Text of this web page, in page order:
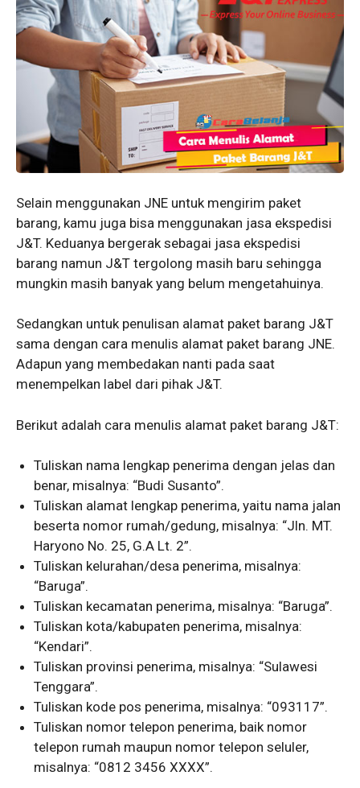
Selain menggunakan JNE untuk mengirim paket
barang, kamu juga bisa menggunakan jasa ekspedisi
J&T. Keduanya bergerak sebagai jasa ekspedisi
barang namun J&T tergolong masih baru sehingga
mungkin masih banyak yang belum mengetahuinya.
Sedangkan untuk penulisan alamat paket barang J&T
sama dengan cara menulis alamat paket barang JNE.
Adapun yang membedakan nanti pada saat
menempelkan label dari pihak J&T.
Berikut adalah cara menulis alamat paket barang J&T:
Tuliskan nama lengkap penerima dengan jelas dan
benar, misalnya: “Budi Susanto”.
Tuliskan alamat lengkap penerima, yaitu nama jalan
beserta nomor rumah/gedung, misalnya: “Jln. MT.
Haryono No. 25, G.A Lt. 2”.
Tuliskan kelurahan/desa penerima, misalnya:
“Baruga”.
Tuliskan kecamatan penerima, misalnya: “Baruga”.
Tuliskan kota/kabupaten penerima, misalnya:
“Kendari”.
Tuliskan provinsi penerima, misalnya: “Sulawesi
Tenggara”.
Tuliskan kode pos penerima, misalnya: “093117”.
Tuliskan nomor telepon penerima, baik nomor
telepon rumah maupun nomor telepon seluler,
misalnya: “0812 3456 XXXX”.